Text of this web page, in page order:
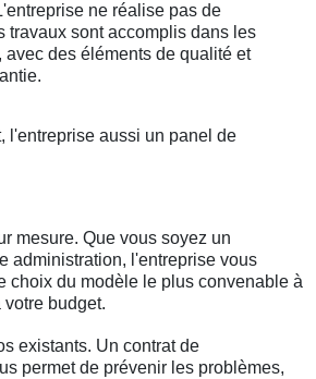
ne réalise pas de
travaux sont accomplis dans les
des éléments de qualité et
l'entreprise aussi un panel de
mesure. Que vous soyez un
administration, l'entreprise vous
choix du modèle le plus convenable à
budget.
existants. Un contrat de
permet de prévenir les problèmes,